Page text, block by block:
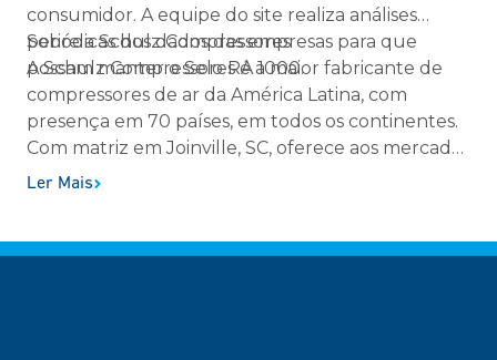
consumidor. A equipe do site realiza análises
periódicas dos dados das empresas para que
possam manter o Selo RA 1000.
Sobre a Schulz Compressores
A Schulz Compressores é a maior fabricante de
compressores de ar da América Latina, com
presença em 70 países, em todos os continentes.
Com matriz em Joinville, SC, oferece aos mercados
residencial, profissional e industrial uma linha
empresa conta com mais de 7 mil revendedores e
Ler Mais